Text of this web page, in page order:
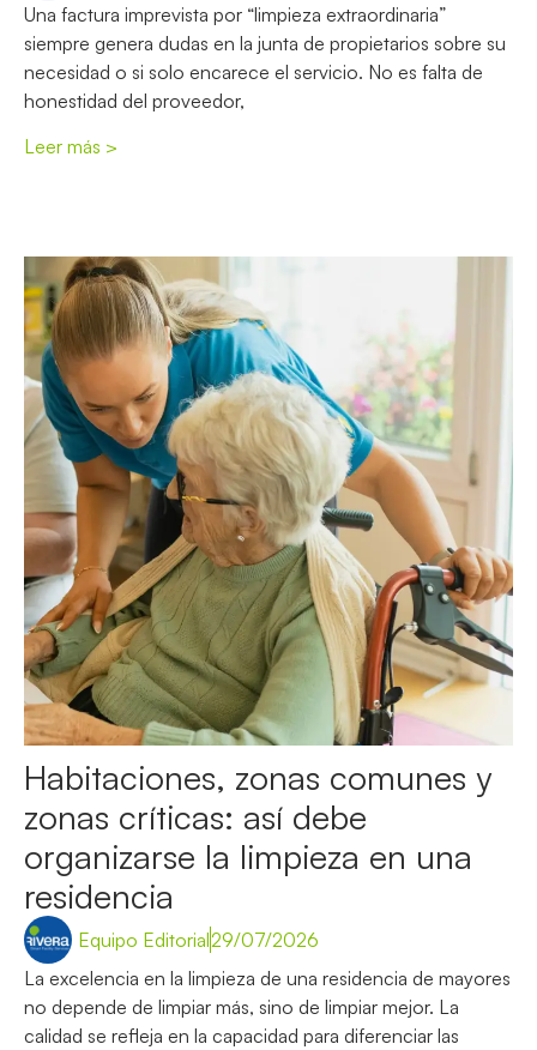
Una factura imprevista por “limpieza extraordinaria”
siempre genera dudas en la junta de propietarios sobre su
necesidad o si solo encarece el servicio. No es falta de
honestidad del proveedor,
Leer más >
Habitaciones, zonas comunes y
zonas críticas: así debe
organizarse la limpieza en una
residencia
Equipo Editorial29/07/2026
La excelencia en la limpieza de una residencia de mayores
no depende de limpiar más, sino de limpiar mejor. La
calidad se refleja en la capacidad para diferenciar las